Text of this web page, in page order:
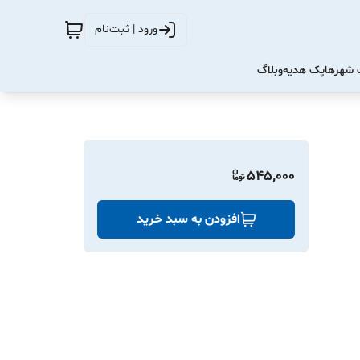
ورود | ثبت‌نام
شهرهاپک هدیهوبلاگ
545,000
افزودن به سبد خرید